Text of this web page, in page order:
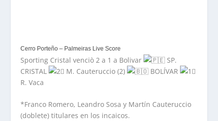
Cerro Porteño – Palmeiras Live Score
Sporting Cristal venciò 2 a 1 a Bolivar
SP.
CRISTAL
M. Cauteruccio (2)
BOLÍVAR
R. Vaca
*Franco Romero, Leandro Sosa y Martín Cauteruccio
(doblete) titulares en los incaicos.